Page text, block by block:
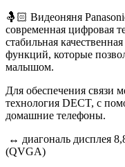
🤱🏻 Видеоняня
современная цифровая
стабильная
функций, которые
малышом.
Для обеспечения связи
технология DECT, с
домашние телефоны.
↔️ диагональ дисплея
(QVGA)